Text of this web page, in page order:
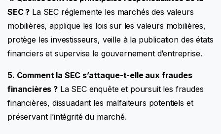
SEC ? La SEC réglemente les marchés des valeurs
mobilières, applique les lois sur les valeurs mobilières,
protège les investisseurs, veille à la publication des états
financiers et supervise le gouvernement d’entreprise.
5. Comment la SEC s’attaque-t-elle aux fraudes
financières ?La SEC enquête et poursuit les fraudes
financières, dissuadant les malfaiteurs potentiels et
préservant l’intégrité du marché.